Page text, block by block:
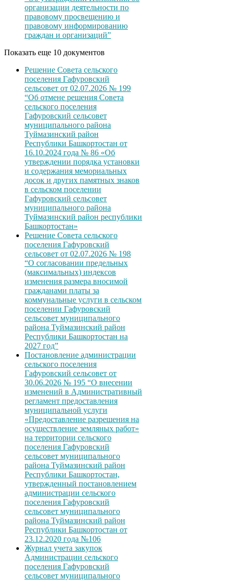
организации деятельности по
правовому просвещению и
правовому информированию
граждан и организаций”
Показать еще 10 документов
Решение Совета сельского
поселения Гафуровский
сельсовет от 02.07.2026 № 199
“Об отмене решения Совета
сельского поселения
Гафуровский сельсовет
муниципального района
Туймазинский район
Республики Башкортостан от
16.10.2024 года № 86 «Об
утверждении порядка установки
и содержания мемориальных
досок и других памятных знаков
в сельском поселении
Гафуровский сельсовет
муниципального района
Туймазинский район республики
Башкортостан»
Решение Совета сельского
поселения Гафуровский
сельсовет от 02.07.2026 № 198
“О согласовании предельных
(максимальных) индексов
изменения размера вносимой
гражданами платы за
коммунальные услуги в сельском
поселении Гафуровский
сельсовет муниципального
района Туймазинский район
Республики Башкортостан на
2027 год”
Постановление администрации
сельского поселения
Гафуровский сельсовет от
30.06.2026 № 195 “О внесении
изменений в Административный
регламент предоставления
муниципальной услуги
«Предоставление разрешения на
осуществление земляных работ»
на территории сельского
поселения Гафуровский
сельсовет муниципального
района Туймазинский район
Республики Башкортостан,
утвержденный постановлением
администрации сельского
поселения Гафуровский
сельсовет муниципального
района Туймазинский район
Республики Башкортостан от
23.12.2020 года №106
Журнал учета закупок
Администрации сельского
поселения Гафуровский
сельсовет муниципального